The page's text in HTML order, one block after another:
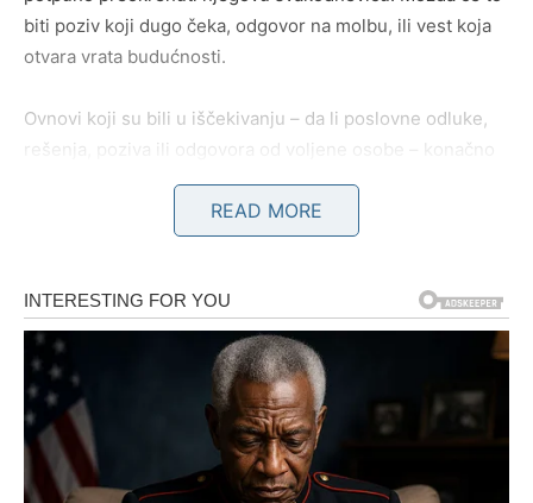
biti poziv koji dugo čeka, odgovor na molbu, ili vest koja
otvara vrata budućnosti.
Ovnovi koji su bili u iščekivanju – da li poslovne odluke,
rešenja, poziva ili odgovora od voljene osobe – konačno
će dočekati svoj trenutak. Ova vest može u početku
delovati kao šok, ali ubrzo će se pokazati kao blagoslov.
da mora da preuzme inicijativu. Ako je u vezi koja
stagnira, biće suočen sa istinom. Ako je sam, vrlo je
moguće da će upravo sada sresti osobu koja ga gleda na
način na koji dugo niko nije. Taj susret može biti naizgled
slučajan – u prolazu, preko poruke, u razgovoru koji se
„slučajno“ dogodi. Ali ništa tu nije slučajno.
READ MORE